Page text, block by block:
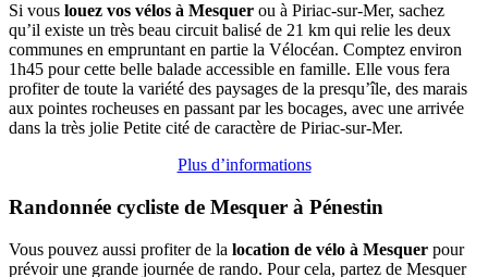
Si vous louez vos vélos à Mesquer ou à Piriac-sur-Mer, sachez
qu’il existe un très beau circuit balisé de 21 km qui relie les deux
communes en empruntant en partie la Vélocéan. Comptez environ
1h45 pour cette belle balade accessible en famille. Elle vous fera
profiter de toute la variété des paysages de la presqu’île, des marais
aux pointes rocheuses en passant par les bocages, avec une arrivée
dans la très jolie Petite cité de caractère de Piriac-sur-Mer.
Plus d’informations
Randonnée cycliste de Mesquer à Pénestin
Vous pouvez aussi profiter de la location de vélo à Mesquer pour
prévoir une grande journée de rando. Pour cela, partez de Mesquer